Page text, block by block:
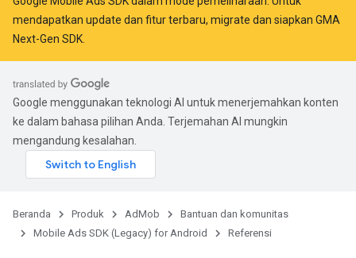
mendapatkan update dan fitur terbaru, migrate dan siapkan GMA
Next-Gen SDK
Google menggunakan teknologi AI untuk menerjemahkan konten
ke dalam bahasa pilihan Anda. Terjemahan AI mungkin
mengandung kesalahan.
Beranda Produk AdMob
Bantuan dan komunitas
Mobile Ads SDK (Legacy) for Android
Referensi